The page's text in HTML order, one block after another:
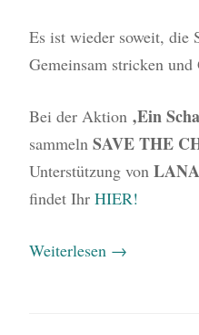
Es ist wieder soweit, die
Gemeinsam stricken und
Bei der Aktion ‚Ein
sammeln SAVE THE
Unterstützung von
findet Ihr HIER!
Weiterlesen →